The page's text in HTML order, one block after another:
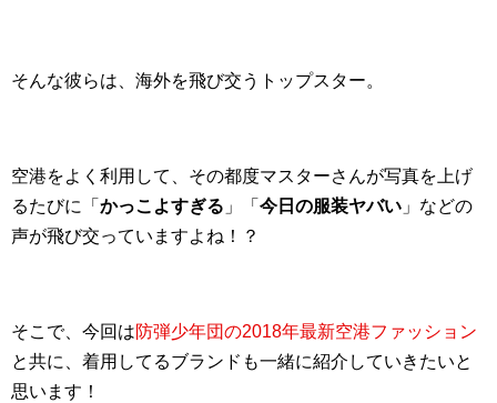
そんな彼らは、海外を飛び交うトップスター。
空港をよく利用して、その都度マスターさんが写真を上げ
るたびに「 かっこよすぎる 」「 今日の服装ヤバい 」などの
声が飛び交っていますよね！？
そこで、今回は防弾少年団の2018年最新空港ファッション
と共に、着用してるブランドも一緒に紹介していきたいと
思います！